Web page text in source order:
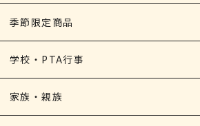
季節限定商品
学校・PTA行事
家族・親族